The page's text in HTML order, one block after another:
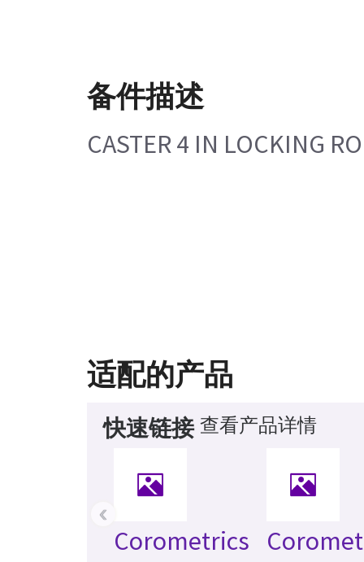
备件描述
CASTER 4 IN LOCKING
适配的产品
快速链接 查看产品详情
Corometrics
‹